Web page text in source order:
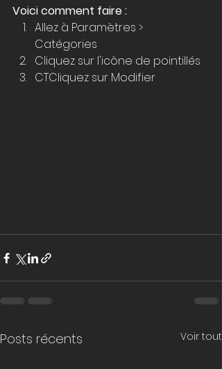
Voici comment faire :
Allez à Paramètres >
Catégories
Cliquez sur l'icône de pointillés
CTCliquez sur Modifier
Posts récents Voir tout